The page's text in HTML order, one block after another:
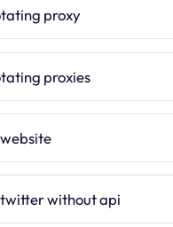
proxy
proxies
without api